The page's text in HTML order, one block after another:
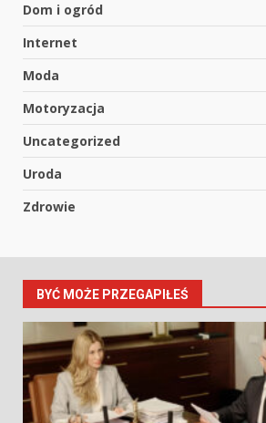
Dom i ogród
Internet
Moda
Motoryzacja
Uncategorized
Uroda
Zdrowie
BYĆ MOŻE PRZEGAPIŁEŚ